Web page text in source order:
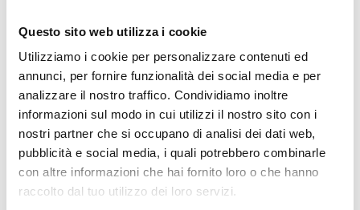
Questo sito web utilizza i cookie
Utilizziamo i cookie per personalizzare contenuti ed
annunci, per fornire funzionalità dei social media e per
analizzare il nostro traffico. Condividiamo inoltre
informazioni sul modo in cui utilizzi il nostro sito con i
nostri partner che si occupano di analisi dei dati web,
pubblicità e social media, i quali potrebbero combinarle
con altre informazioni che hai fornito loro o che hanno
raccolto dal tuo utilizzo dei loro servizi.
Descrizione
Documentazione
Accessori